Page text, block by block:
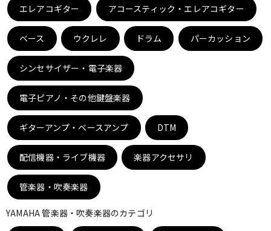
キーボード 電子ピアノ
管楽器 その他楽器
アンプ
DTM
DTM オンライン納品
配信/ライブ機器 楽器アクセサリ
エレアコギター アコースティック・エレアコギター
ベース ウクレレ ドラム パーカッション
シンセサイザー・電子楽器
電子ピアノ・その他鍵盤楽器
ギターアンプ・ベースアンプ DTM
配信機器・ライブ機器 楽器アクセサリ
管楽器・吹奏楽器
YAMAHA 管楽器・吹奏楽器のカテゴリ